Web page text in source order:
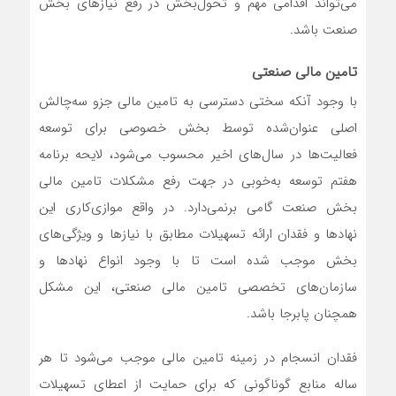
صنعت باشد.
تامین مالی صنعتی
با وجود آنکه سختی دسترسی به تامین مالی جزو سه‌چالش
اصلی عنوان‌شده توسط بخش خصوصی برای توسعه
فعالیت‌ها در سال‌های اخیر محسوب می‌شود، لایحه برنامه
هفتم توسعه به‌خوبی در جهت رفع مشکلات تامین مالی
بخش صنعت گامی برنمی‌دارد. در واقع موازی‌کاری این
نهادها و فقدان ارائه تسهیلات مطابق با نیازها و ویژگی‌های
بخش موجب شده است تا با وجود انواع نهادها و
سازمان‌های تخصصی تامین مالی صنعتی، این مشکل
همچنان پابرجا باشد.
فقدان انسجام در زمینه تامین مالی موجب می‌شود تا هر
ساله منابع گوناگونی که برای حمایت از اعطای تسهیلات